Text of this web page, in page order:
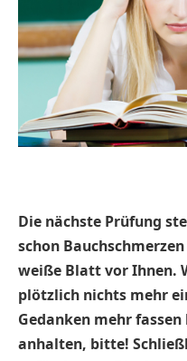
Die nächste Prüfung
schon
weiße Blatt vor Ihnen.
plötzlich nichts mehr
Gedanken mehr
anhalten, bitte!